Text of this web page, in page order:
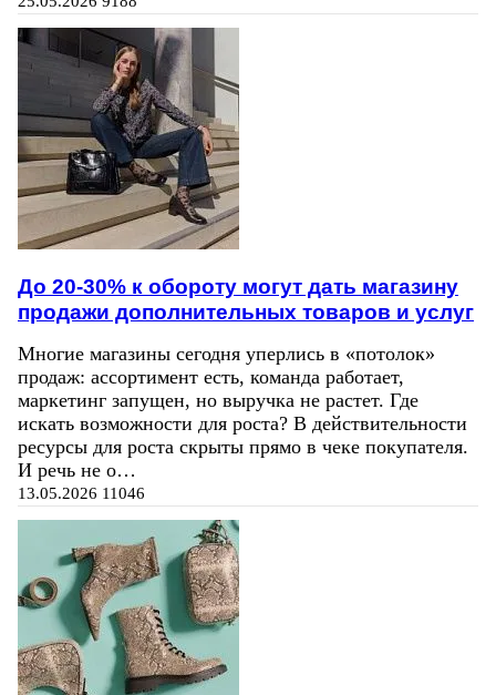
До 20-30% к обороту могут дать магазину
продажи дополнительных товаров и услуг
Многие магазины сегодня уперлись в «потолок»
продаж: ассортимент есть, команда работает,
маркетинг запущен, но выручка не растет. Где
искать возможности для роста? В действительности
ресурсы для роста скрыты прямо в чеке покупателя.
И речь не о…
13.05.2026 11046